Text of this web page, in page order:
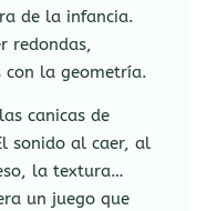
de la infancia.
redondas,
con la geometría.
canicas de
sonido al caer, al
la textura…
un juego que